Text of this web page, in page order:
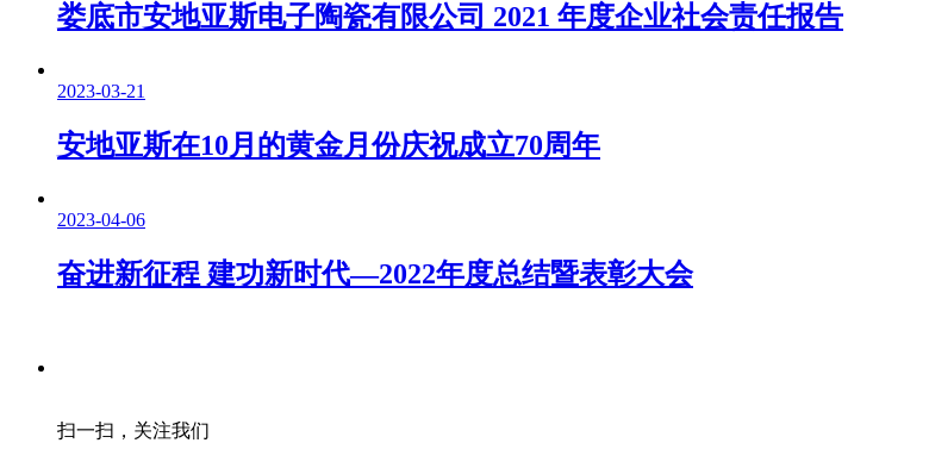
娄底市安地亚斯电子陶瓷有限公司 2021 年度企业社会责任报告
2023-03-21
安地亚斯在10月的黄金月份庆祝成立70周年
2023-04-06
奋进新征程 建功新时代—2022年度总结暨表彰大会
扫一扫，关注我们